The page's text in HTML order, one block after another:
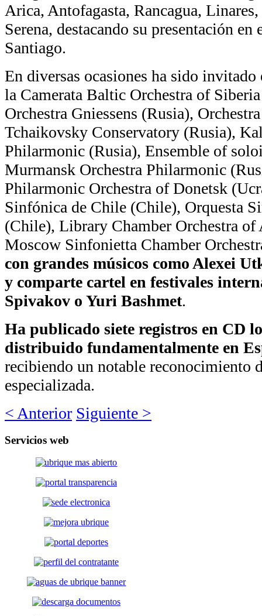
Arica, Antofagasta, Rancagua,
Serena, destacando su presentación
Santiago.
En diversas ocasiones ha sido
la Camerata Baltic Orchestra of
Orchestra Gniessens (Rusia),
Tchaikovsky Conservatory (Rusia),
Philarmonic (Rusia), Ensemble of
Murmansk Orchestra Philarmonic
Philarmonic Orchestra of Donetsk
Sinfónica de Chile (Chile), Orquesta
(Chile), Library Chamber Orchestra
Moscow Sinfonietta Chamber
con grandes músicos como Alexei
y comparte cartel en festivales
Spivakov o Yuri Bashmet.
Ha publicado siete registros en CD
distribuido fundamentalmente en
recibiendo un notable reconocimiento
especializada.
< Anterior Siguiente >
Servicios web